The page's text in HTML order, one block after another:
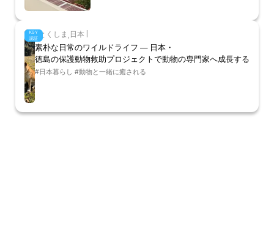
KGY
認証| とくしま 日本
素朴な日常のワイルドライフ — 日本・
徳島の保護動物救助プロジェクトで動物の専門家へ成長する
#日本暮らし #動物と一緒に癒される